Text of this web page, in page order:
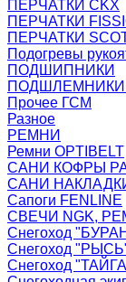
ПЕРЧАТКИ CKX
ПЕРЧАТКИ
ПЕРЧАТКИ
Подогревы
ПОДШИПНИКИ
ПОДШЛЕМНИКИ
Прочее ГСМ
Разное
РЕМНИ
Ремни OPTIBELT
САНИ КОФРЫ
САНИ
Сапоги FENLINE
СВЕЧИ NGK,
Снегоход
Снегоход
Снегоход